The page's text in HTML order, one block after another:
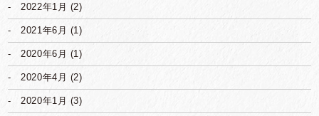
2022年1月 (2)
2021年6月 (1)
2020年6月 (1)
2020年4月 (2)
2020年1月 (3)